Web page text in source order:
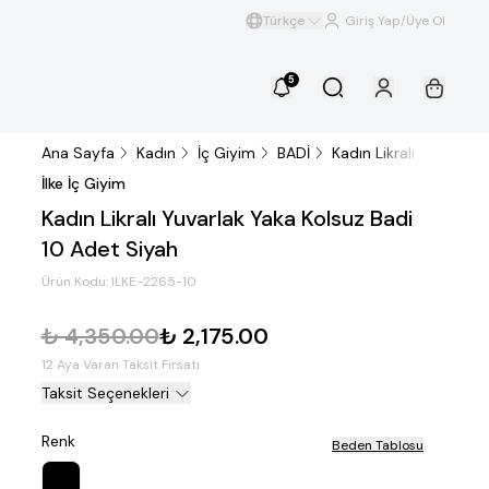
Türkçe Giriş Yap/Üye Ol
5
Ana Sayfa Kadın İç Giyim BADİ
Kadın Likralı
İlke İç Giyim
Kadın Likralı Yuvarlak Yaka Kolsuz Badi
10 Adet Siyah
Ürün Kodu: ILKE-2265-10
₺ 4,350.00₺ 2,175.00
12 Aya Varan Taksit Fırsatı
Taksit Seçenekleri
Renk Beden Tablosu